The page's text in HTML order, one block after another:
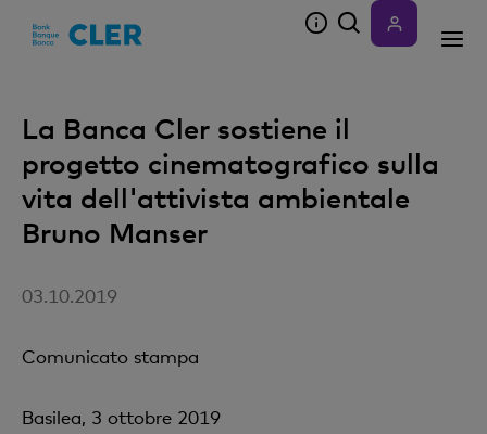
La Banca Cler sostiene il
progetto cinematografico sulla
vita dell'attivista ambientale
Bruno Manser
03.10.2019
Comunicato stampa
Basilea, 3 ottobre 2019